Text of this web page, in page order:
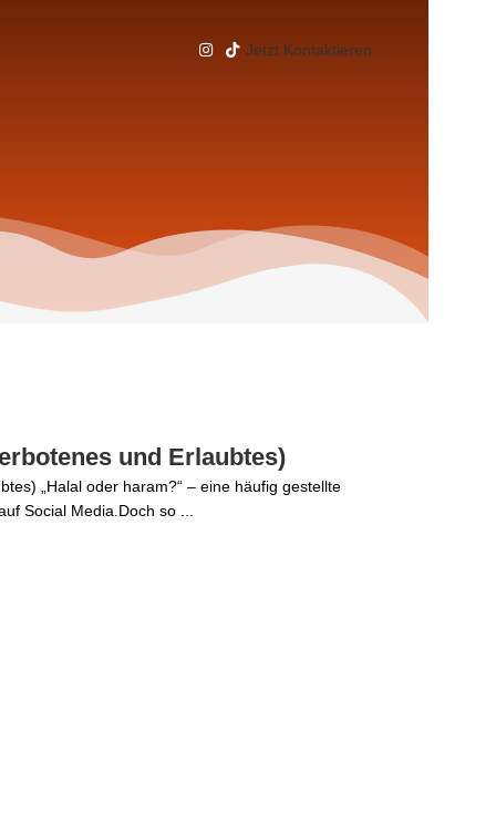
Jetzt Kontaktieren
und Erlaubtes)
„Halal oder haram?“ – eine häufig gestellte
Social Media.Doch so ...